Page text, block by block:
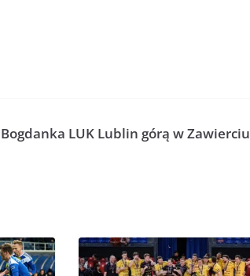
Bogdanka LUK Lublin górą w Zawierciu